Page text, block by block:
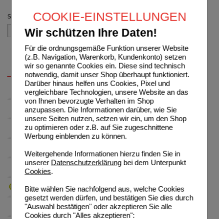
COOKIE-EINSTELLUNGEN
Wir schützen Ihre Daten!
Für die ordnungsgemäße Funktion unserer Website
(z.B. Navigation, Warenkorb, Kundenkonto) setzen
wir so genannte Cookies ein. Diese sind technisch
notwendig, damit unser Shop überhaupt funktioniert.
Darüber hinaus helfen uns Cookies, Pixel und
vergleichbare Technologien, unsere Website an das
von Ihnen bevorzugte Verhalten im Shop
anzupassen. Die Informationen darüber, wie Sie
unsere Seiten nutzen, setzen wir ein, um den Shop
zu optimieren oder z.B. auf Sie zugeschnittene
Werbung einblenden zu können.
Weitergehende Informationen hierzu finden Sie in
unserer Datenschutzerklärungbei dem Unterpunkt
Cookies.
Bitte wählen Sie nachfolgend aus, welche Cookies
gesetzt werden dürfen, und bestätigen Sie dies durch
"Auswahl bestätigen" oder akzeptieren Sie alle
Cookies durch "Alles akzeptieren":
Sortieren nach